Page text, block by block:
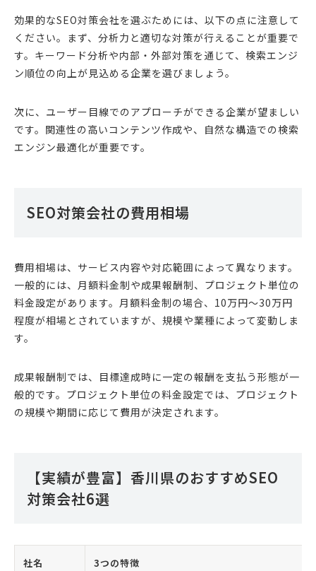
効果的なSEO対策会社を選ぶためには、以下の点に注意して
ください。まず、分析力と適切な対策が行えることが重要で
す。キーワード分析や内部・外部対策を通じて、検索エンジ
ン順位の向上が見込める企業を選びましょう。
次に、ユーザー目線でのアプローチができる企業が望ましい
です。関連性の高いコンテンツ作成や、自然な構造での検索
エンジン最適化が重要です。
SEO対策会社の費用相場
費用相場は、サービス内容や対応範囲によって異なります。
一般的には、月額料金制や成果報酬制、プロジェクト単位の
料金設定があります。月額料金制の場合、10万円〜30万円
程度が相場とされていますが、規模や業種によって変動しま
す。
成果報酬制では、目標達成時に一定の報酬を支払う形態が一
般的です。プロジェクト単位の料金設定では、プロジェクト
の規模や期間に応じて費用が決定されます。
【実績が豊富】香川県のおすすめSEO
対策会社6選
社名 3つの特徴